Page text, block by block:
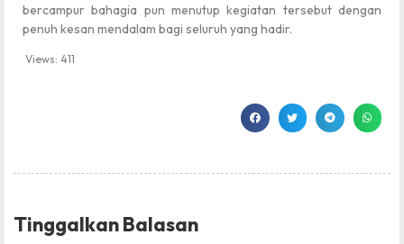
bercampur bahagia pun menutup kegiatan tersebut dengan
penuh kesan mendalam bagi seluruh yang hadir.
Views: 411
Tinggalkan Balasan